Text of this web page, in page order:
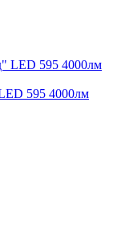
595 4000лм